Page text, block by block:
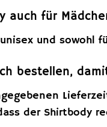
auch für
und sowohl
bestellen,
der Shirtbody